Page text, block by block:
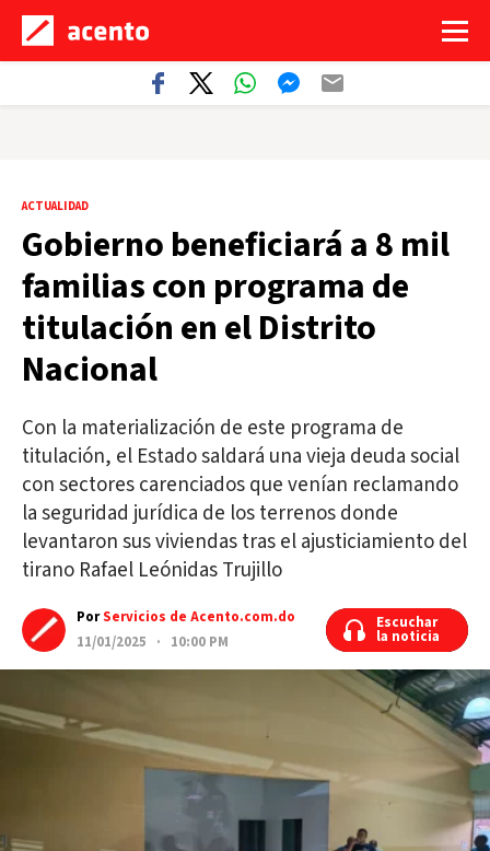
ACTUALIDAD
Gobierno beneficiará a 8 mil
familias con programa de
titulación en el Distrito
Nacional
Con la materialización de este programa de
titulación, el Estado saldará una vieja deuda social
con sectores carenciados que venían reclamando
la seguridad jurídica de los terrenos donde
levantaron sus viviendas tras el ajusticiamiento del
tirano Rafael Leónidas Trujillo
PorServicios de Acento.com.do
11/01/2025 · 10:00 PM
Escuchar
la noticia
Escuchar
la noticia